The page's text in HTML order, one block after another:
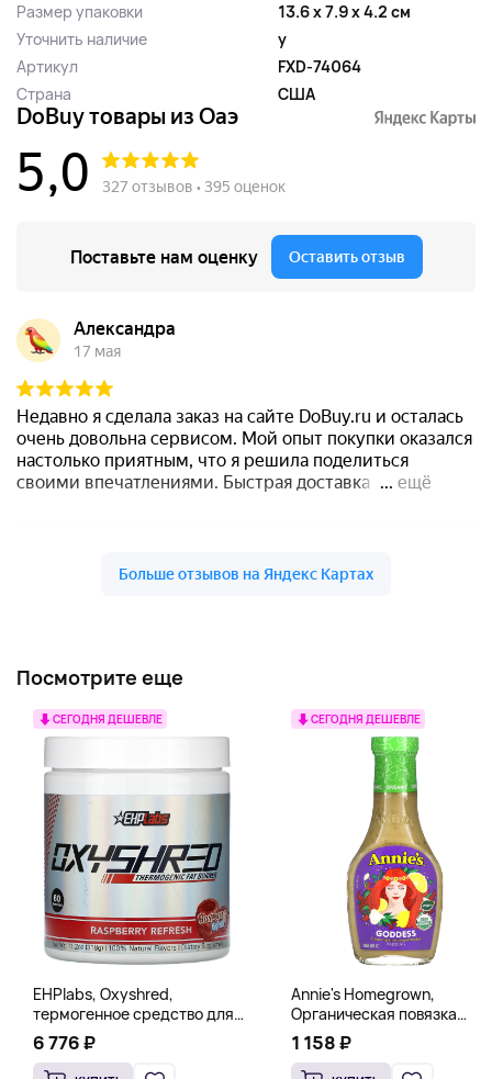
Размер упаковки
13.6 x 7.9 x 4.2 см
Уточнить наличие
y
Артикул
FXD-74064
Страна
США
Посмотрите еще
СЕГОДНЯ ДЕШЕВЛЕ
EHPlabs, Oxyshred,
термогенное средство для
сжигания жира, малиновое
освежение, 318 г (11,2 унции)
6 776 ₽
СЕГОДНЯ ДЕШЕВЛЕ
Annie's Homegrown,
Органическая повязка
«Богиня», 236 мл (8 жидк.
унц.)
1 158 ₽